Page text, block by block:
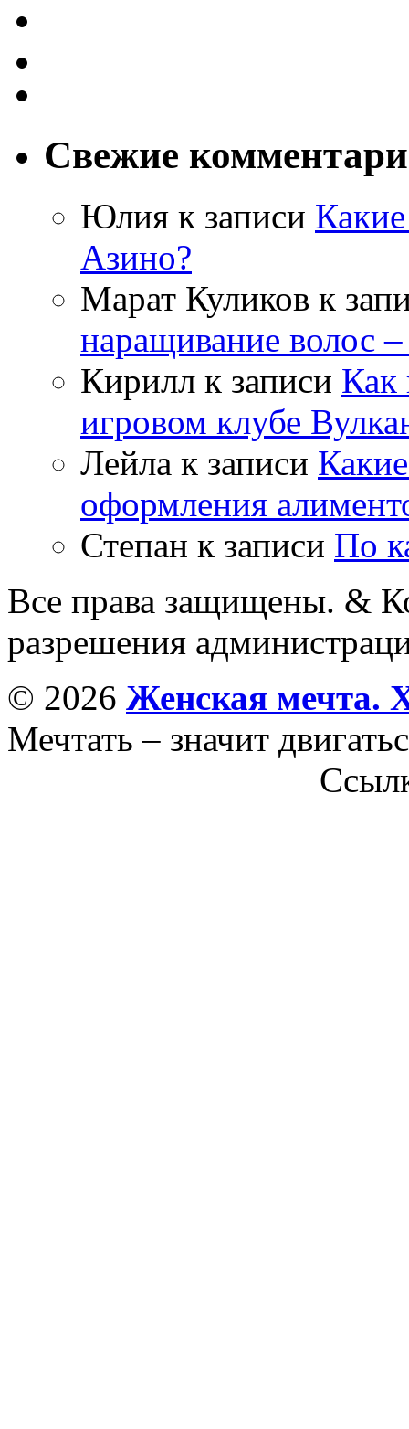
Свежие
Юлия к записи
Азино?
Марат Куликов к
наращивание волос
Кирилл к записи Как
игровом клубе
Лейла к записи
оформления
Степан к записи По
Все права защищены. &
разрешения
© 2026 Женская мечта.
Мечтать – значит